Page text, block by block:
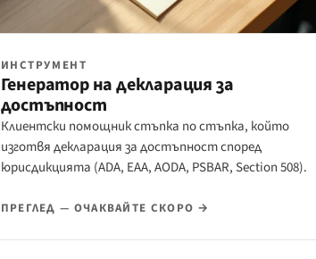
ИНСТРУМЕНТ
Генератор на декларация за
достъпност
Клиентски помощник стъпка по стъпка, който
изготвя декларация за достъпност според
юрисдикцията (ADA, EAA, AODA, PSBAR, Section 508).
ПРЕГЛЕД — ОЧАКВАЙТЕ СКОРО →